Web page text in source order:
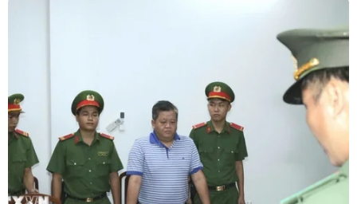
Việt Nam tiếp tục là thị trường trọng
điểm của doanh nghiệp thực phẩm
Ba Lan
06/08/2026 14:03